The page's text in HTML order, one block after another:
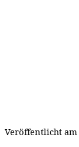
Veröffentlicht am